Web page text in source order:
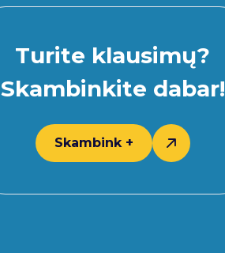
Turite klausimų?
Skambinkite dabar!
Skambink +